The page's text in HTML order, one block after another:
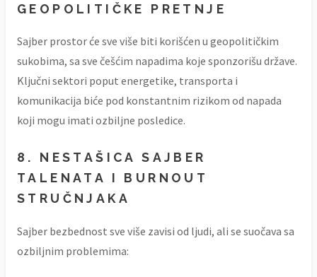
GEOPOLITIČKE PRETNJE
Sajber prostor će sve više biti korišćen u geopolitičkim
sukobima, sa sve češćim napadima koje sponzorišu države.
Ključni sektori poput energetike, transporta i
komunikacija biće pod konstantnim rizikom od napada
koji mogu imati ozbiljne posledice.
8. NESTAŠICA SAJBER
TALENATA I BURNOUT
STRUČNJAKA
Sajber bezbednost sve više zavisi od ljudi, ali se suočava sa
ozbiljnim problemima: